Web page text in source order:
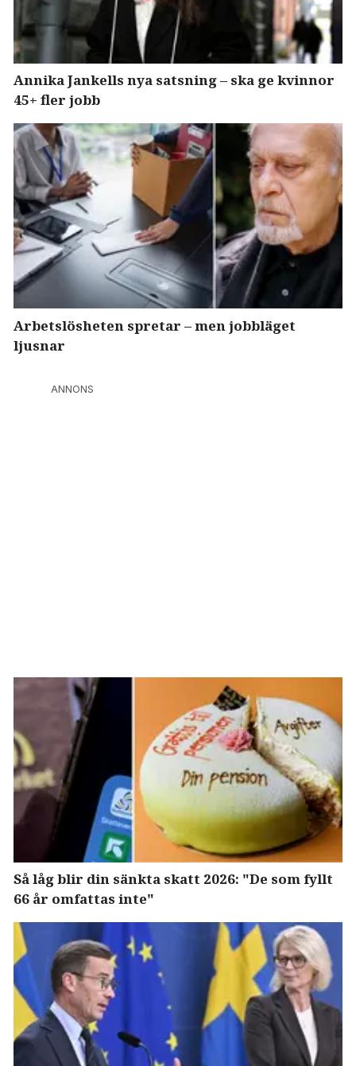
Annika Jankells nya satsning – ska ge kvinnor
45+ fler jobb
Arbetslösheten spretar – men jobbläget
ljusnar
ANNONS
Så låg blir din sänkta skatt 2026: "De som fyllt
66 år omfattas inte"